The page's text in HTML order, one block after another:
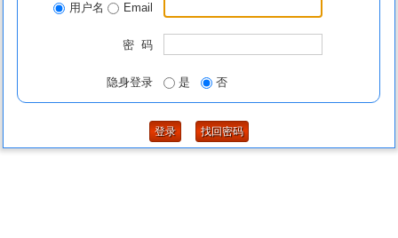
用户名 Email
密 码
隐身登录 是 否